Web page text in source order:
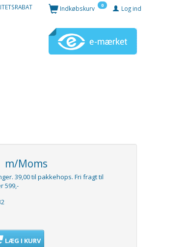
Log ind
Indkøbskurv 0
m/Moms
39,00 til pakkehops. Fri fragt til
599,-
LÆG I KURV